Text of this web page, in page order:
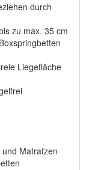
durch
zu max. 35 cm
Liegefläche
Matratzen